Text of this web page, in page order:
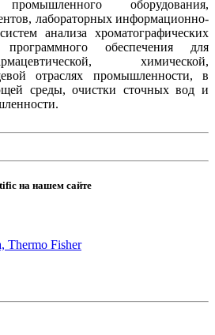
оборудования,
лабораторных информационно-
анализа хроматографических
обеспечения для
химической,
отраслях промышленности, в
среды, очистки сточных вод и
на нашем сайте
Thermo Fisher